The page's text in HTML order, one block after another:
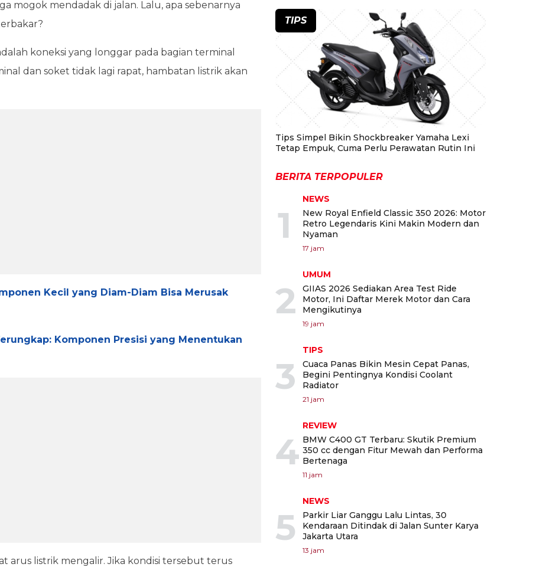
mogok mendadak di jalan. Lalu, apa sebenarnya
koneksi yang longgar pada bagian terminal
dan soket tidak lagi rapat, hambatan listrik akan
Kecil yang Diam-Diam Bisa Merusak
Komponen Presisi yang Menentukan
arus listrik mengalir. Jika kondisi tersebut terus
TIPS
Tips Simpel Bikin Shockbreaker Yamaha Lexi
Tetap Empuk, Cuma Perlu Perawatan Rutin Ini
BERITA TERPOPULER
1
NEWS
New Royal Enfield Classic 350 2026: Motor
Retro Legendaris Kini Makin Modern dan
Nyaman
17 jam
2
UMUM
GIIAS 2026 Sediakan Area Test Ride
Motor, Ini Daftar Merek Motor dan Cara
Mengikutinya
19 jam
3
TIPS
Cuaca Panas Bikin Mesin Cepat Panas,
Begini Pentingnya Kondisi Coolant
Radiator
21 jam
4
REVIEW
BMW C400 GT Terbaru: Skutik Premium
350 cc dengan Fitur Mewah dan Performa
Bertenaga
11 jam
5
NEWS
Parkir Liar Ganggu Lalu Lintas, 30
Kendaraan Ditindak di Jalan Sunter Karya
Jakarta Utara
13 jam